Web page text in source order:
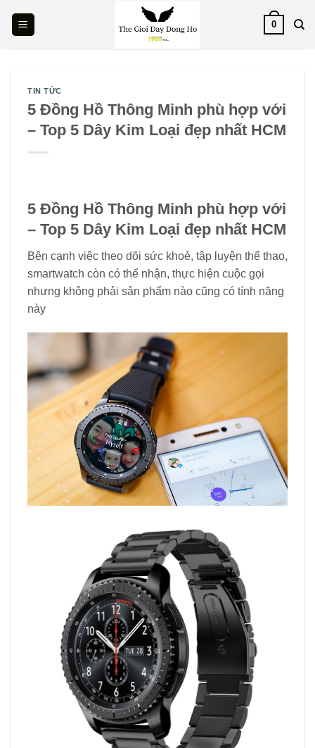
0
TIN TỨC
5 Đồng Hồ Thông Minh phù hợp với
– Top 5 Dây Kim Loại đẹp nhất HCM
5 Đồng Hồ Thông Minh phù hợp với
– Top 5 Dây Kim Loại đẹp nhất HCM
Bên cạnh việc theo dõi sức khoẻ, tập luyện thể thao,
smartwatch còn có thể nhận, thực hiện cuộc gọi
nhưng không phải sản phẩm nào cũng có tính năng
này